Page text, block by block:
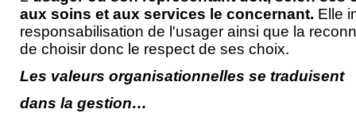
aux soins et aux services le concernant. Elle
responsabilisation de l'usager ainsi que la
de choisir donc le respect de ses choix.
Les valeurs organisationnelles se traduisent
dans la gestion…